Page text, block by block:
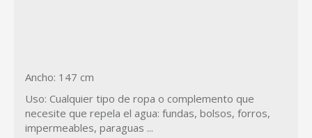
Ancho: 147 cm
Uso: Cualquier tipo de ropa o complemento que
necesite que repela el agua: fundas, bolsos, forros,
impermeables, paraguas ...